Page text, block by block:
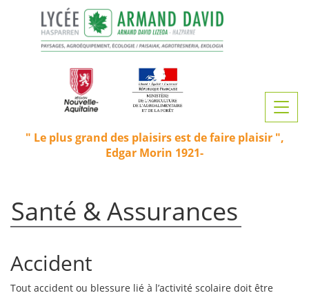
principal
Le plus grand des plaisirs est de faire plaisir
Edgar Morin 1921-
Santé & Assurances
Accident
Tout accident ou blessure lié à l’activité scolaire doit être